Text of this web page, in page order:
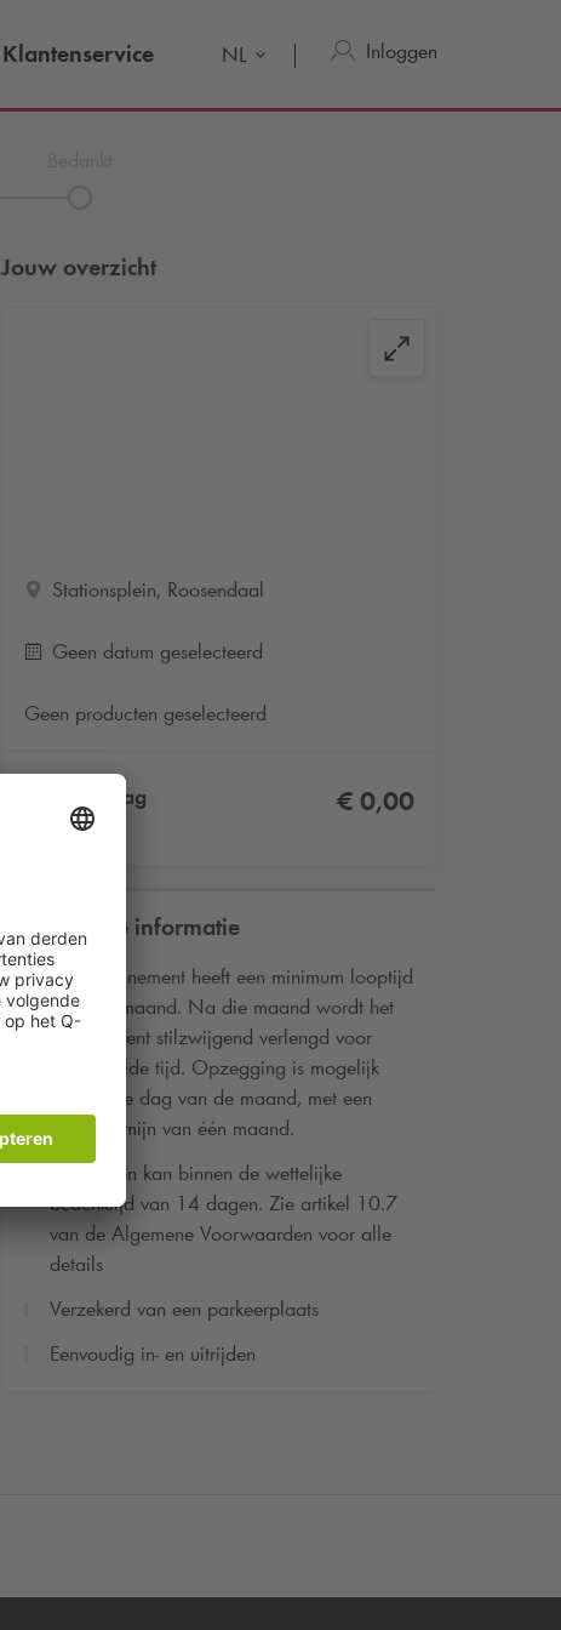
Klantenservice NL Inloggen
Jouw overzicht
Stationsplein, Roosendaal
Geen datum geselecteerd
Geen producten geselecteerd
Totaalbedrag
Incl. BTW
€ 0,00
Praktische informatie
Het abonnement heeft een minimum looptijd
van één maand. Na die maand wordt het
abonnement stilzwijgend verlengd voor
onbepaalde tijd. Opzegging is mogelijk
tegen elke dag van de maand, met een
opzegtermijn van één maand.
Herroepen kan binnen de wettelijke
bedenktijd van 14 dagen. Zie artikel 10.7
van de Algemene Voorwaarden voor alle
details
Verzekerd van een parkeerplaats
Eenvoudig in- en uitrijden